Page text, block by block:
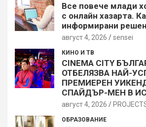
Все повече млади
с онлайн хазарта.
информирани
август 4, 2026 sensei
КИНО И ТВ
CINEMA CITY
ОТБЕЛЯЗВА НАЙ-
ПРЕМИЕРЕН
СПАЙДЪР-МЕН В
август 4, 2026
ОБРАЗОВАНИЕ